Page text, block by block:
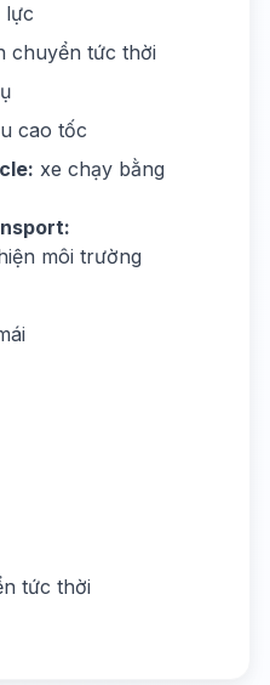
lực
chuyển tức thời
cao tốc
xe chạy bằng
môi trường
tức thời